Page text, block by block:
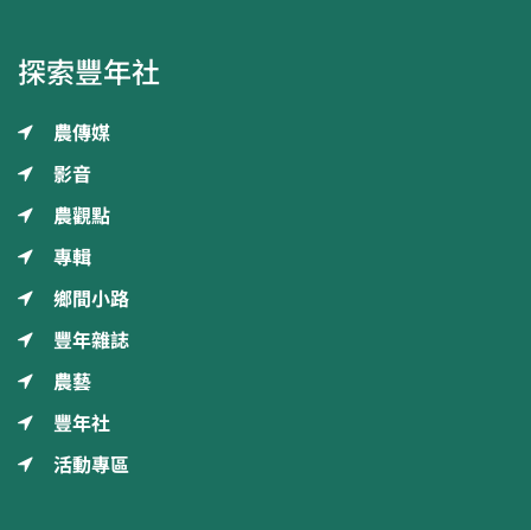
探索豐年社
農傳媒
影音
農觀點
專輯
鄉間小路
豐年雜誌
農藝
豐年社
活動專區